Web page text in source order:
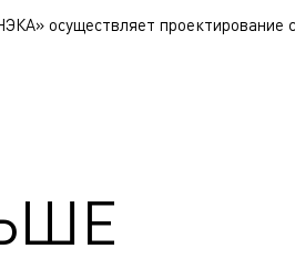
осуществляет проектирование